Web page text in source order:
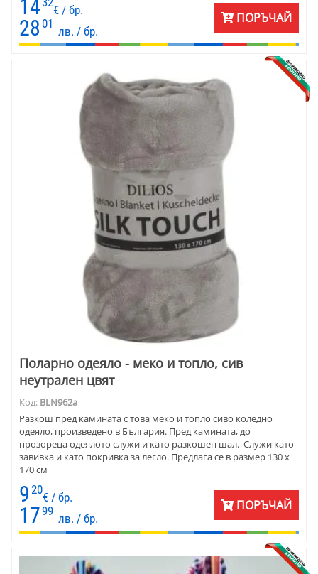
14 € / бр.
28 01
лв. / бр.
ПОРЪЧАЙ
Поларно одеяло - меко и топло, сив
неутрален цвят
Код: BLN962a
Разкош пред камината с това меко и топло сиво коледно
одеяло, произведено в България. Пред камината, до
прозореца одеялото служи и като разкошен шал. Служи като
завивка и като покривка за легло. Предлага се в размер 130 х
170 см
9 20
€ / бр.
1799
лв. / бр.
ПОРЪЧАЙ